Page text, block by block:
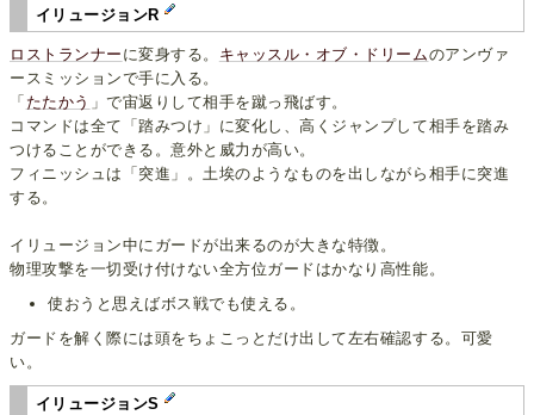
イリュージョンR
ロストランナー に変身する。 キャッスル・オブ・ドリームのアンヴァ
ースミッションで手に入る。
「 たたかう 」で宙返りして相手を蹴っ飛ばす。
コマンドは全て「踏みつけ」に変化し、高くジャンプして相手を踏み
つけることができる。意外と威力が高い。
フィニッシュは「突進」。土埃のようなものを出しながら相手に突進
する。
イリュージョン中にガードが出来るのが大きな特徴。
物理攻撃を一切受け付けない全方位ガードはかなり高性能。
使おうと思えばボス戦でも使える。
ガードを解く際には頭をちょこっとだけ出して左右確認する。可愛
い。
イリュージョンS